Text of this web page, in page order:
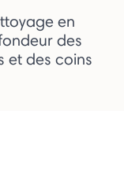
en
des
et des coins